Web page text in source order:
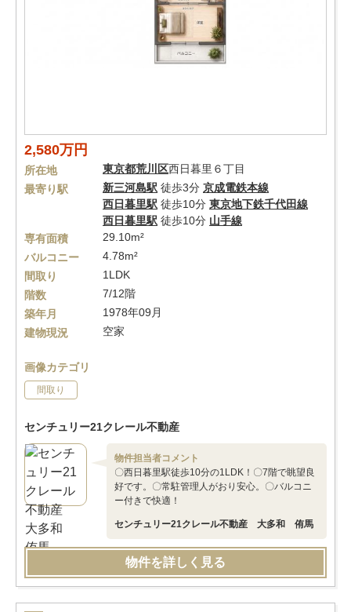
2,580万円
所在地 東京都荒川区西日暮里６丁目
最寄り駅
新三河島駅 徒歩3分 京成電鉄本線
西日暮里駅 徒歩10分 東京地下鉄千代田線
西日暮里駅 徒歩10分 山手線
専有面積
29.10m²
バルコニー
4.78m²
間取り
1LDK
階数
7/12階
築年月
1978年09月
建物現況
空家
画像カテゴリ
間取り
センチュリー21クレール不動産
物件担当者コメント
〇西日暮里駅徒歩10分の1LDK！〇7階で眺望良
好です。〇常駐管理人がおり安心。〇バルコニ
ー付きで快適！
センチュリー21クレール不動産 大多和 侑馬
物件を詳しく見る